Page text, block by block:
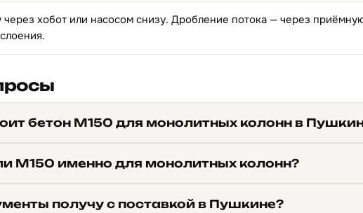
через хобот или насосом снизу. Дробление потока — через
бетон М150 для монолитных колонн в
М150 именно для монолитных колонн?
получу с поставкой в Пушкине?